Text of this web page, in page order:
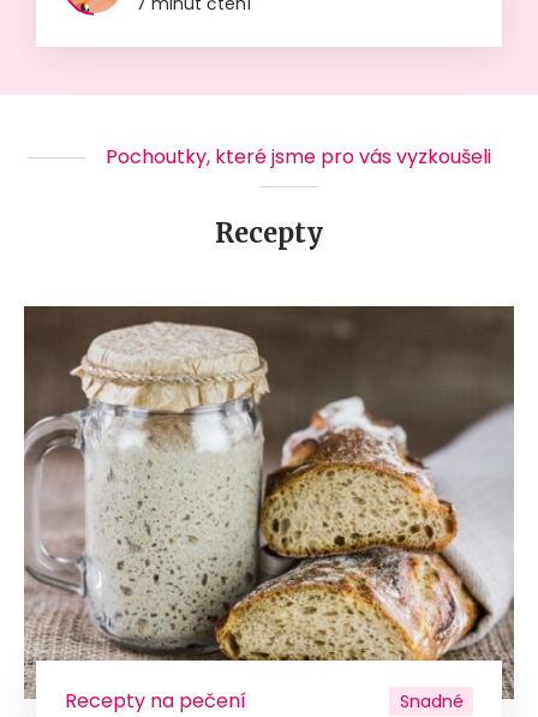
Pochoutky, které jsme pro vás vyzkoušeli
Recepty
Recepty na pečení Snadné